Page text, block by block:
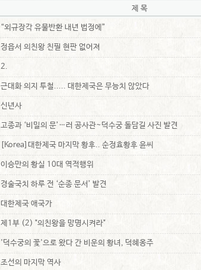
제 목
“외규장각 유물반환 내년 법정에”
정읍서 의친왕 친필 현판 없어져
2.
근대화 의지 투철..... 대한제국은 무능치 않았다
신년사
고종과 ‘비밀의 문’…러 공사관~덕수궁 돌담길 사진 발견
[Korea]대한제국 마지막 황후.. 순정효황후 윤씨
이승만의 황실 10대 역적행위
경술국치 하루 전 ‘순종 문서’ 발견
대한제국 애국가
제1부 (2) "의친왕을 망명시켜라"
'덕수궁의 꽃'으로 왔다 간 비운의 황녀, 덕혜옹주
조선의 마지막 역사